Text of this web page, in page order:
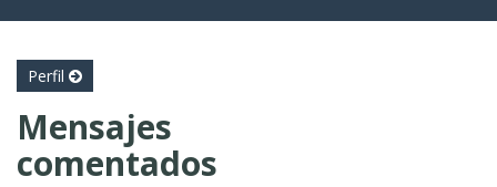
Perfil
Mensajes
comentados